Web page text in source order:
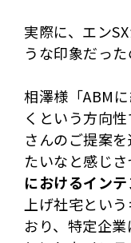
実際に、エン
うな印象だった
相澤様「ABM
くという方向
さんのご提案
たいなと感じさ
におけるイン
上げ社宅とい
おり、特定企